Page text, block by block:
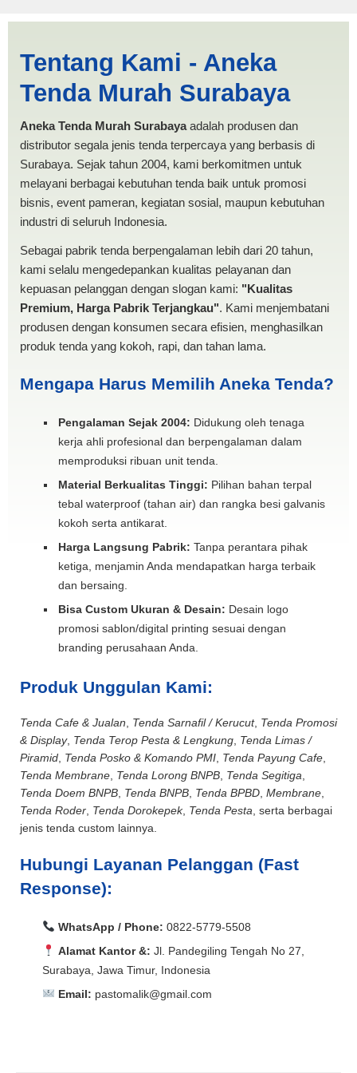
Bontang | PRODUKSI
ANEKA TENDA MURAH
Tentang Kami - Aneka
Tenda Murah Surabaya
Aneka Tenda Murah Surabayaadalah produsen dan
distributor segala jenis tenda terpercaya yang berbasis di
Surabaya. Sejak tahun 2004, kami berkomitmen untuk
melayani berbagai kebutuhan tenda baik untuk promosi
bisnis, event pameran, kegiatan sosial, maupun kebutuhan
industri di seluruh Indonesia.
Sebagai pabrik tenda berpengalaman lebih dari 20 tahun,
kami selalu mengedepankan kualitas pelayanan dan
kepuasan pelanggan dengan slogan kami: "Kualitas
Premium, Harga Pabrik Terjangkau". Kami menjembatani
produsen dengan konsumen secara efisien, menghasilkan
produk tenda yang kokoh, rapi, dan tahan lama.
Mengapa Harus Memilih Aneka Tenda?
Pengalaman Sejak 2004: Didukung oleh tenaga
kerja ahli profesional dan berpengalaman dalam
memproduksi ribuan unit tenda.
Material Berkualitas Tinggi: Pilihan bahan terpal
tebal waterproof (tahan air) dan rangka besi galvanis
kokoh serta antikarat.
Harga Langsung Pabrik: Tanpa perantara pihak
ketiga, menjamin Anda mendapatkan harga terbaik
dan bersaing.
Bisa Custom Ukuran & Desain: Desain logo
promosi sablon/digital printing sesuai dengan
branding perusahaan Anda.
Produk Unggulan Kami:
Tenda Cafe & Jualan Tenda Sarnafil / Kerucut, Tenda Promosi
& Display, Tenda Terop Pesta & Lengkung Tenda Limas /
Piramid Tenda Posko & Komando PMI Tenda Payung Cafe
Tenda Membrane Tenda Lorong BNPB Tenda Segitiga
Tenda Doem BNPB Tenda BNPB Tenda BPBD Membrane
Tenda Roder Tenda Dorokepek, Tenda Pesta , serta berbagai
jenis tenda custom lainnya.
Hubungi Layanan Pelanggan (Fast
Response):
WhatsApp / Phone: 0822-5779-5508
Alamat Kantor &: Jl. Pandegiling Tengah No 27,
Surabaya, Jawa Timur, Indonesia
Email: pastomalik@gmail.com